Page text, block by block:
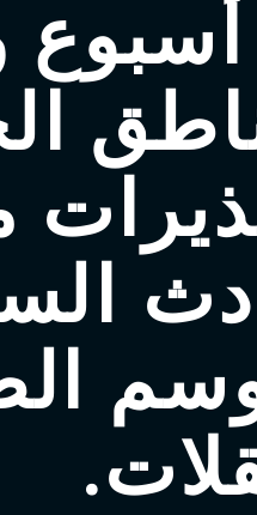
Rabat,
El